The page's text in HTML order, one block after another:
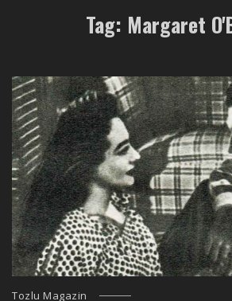
Tag: Margaret
Tozlu Magazin